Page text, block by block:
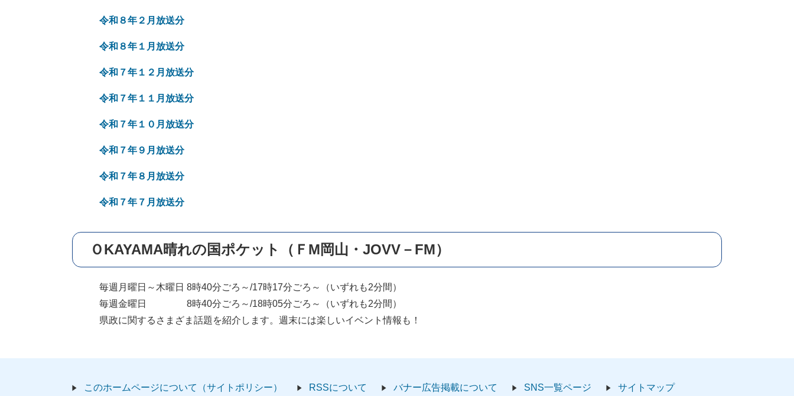
令和８年２月放送分
令和８年１月放送分
令和７年１２月放送分
令和７年１１月放送分
令和７年１０月放送分
令和７年９月放送分
令和７年８月放送分
令和７年７月放送分
ＯKAYAMA晴れの国ポケット（ＦM岡山・JOVV－FM）
毎週月曜日～木曜日 8時40分ごろ～/17時17分ごろ～（いずれも2分間）
毎週金曜日 8時40分ごろ～/18時05分ごろ～（いずれも2分間）
県政に関するさまざま話題を紹介します。週末には楽しいイベント情報も！
このホームページについて（サイトポリシー） RSSについて バナー広告掲載について SNS一覧ページ サイトマップ